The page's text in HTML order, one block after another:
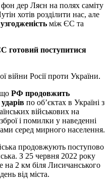
дер Ляєн на полях саміту
хотів розділити нас, але
між ЄС та
готовий поступитися
війни Росії проти України.
РФ продовжить
по об’єктах в Україні з
військових на
і помилки у наведенні
серед мирного населення.
продовжують поступово
З 25 червня 2022 року
на 2 км біля Лисичанського
від міста.